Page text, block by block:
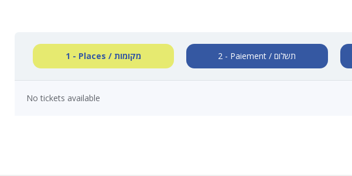
1 - Places / מקומות 2 - Paiement / תשלום
No tickets available